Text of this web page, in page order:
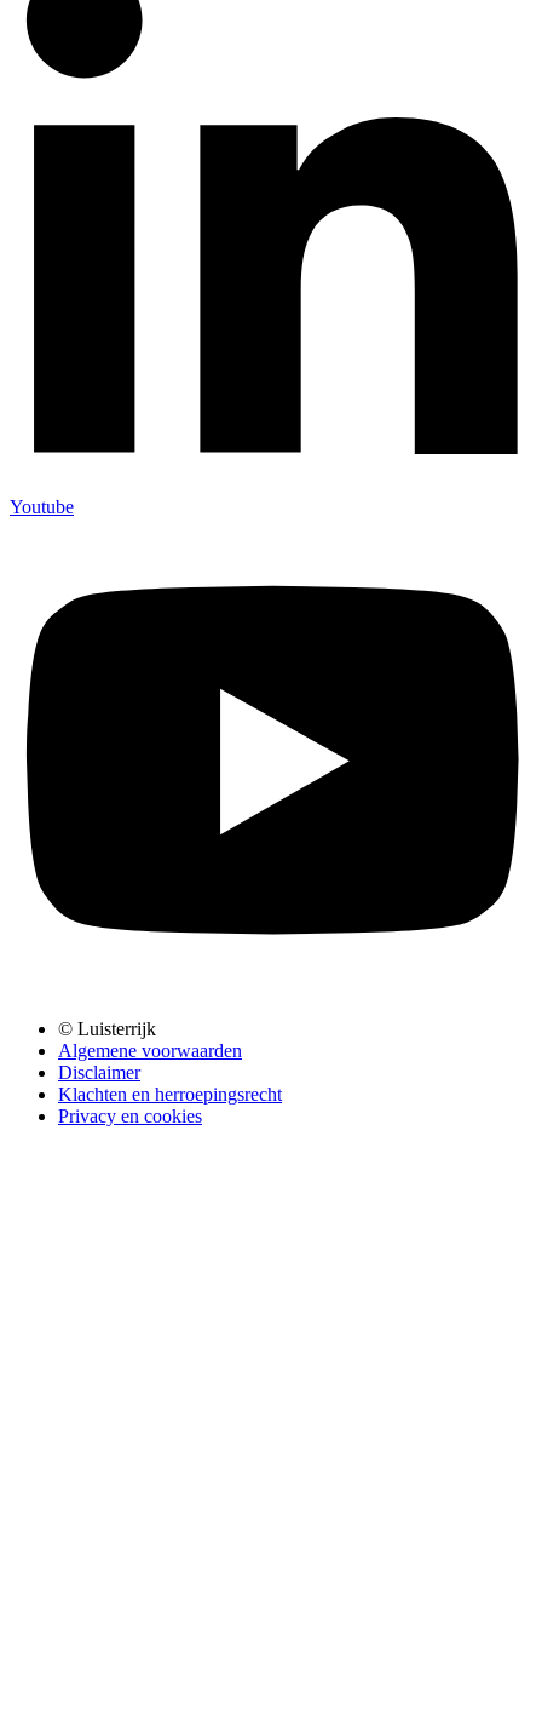
Youtube
© Luisterrijk
Algemene voorwaarden
Disclaimer
Klachten en herroepingsrecht
Privacy en cookies